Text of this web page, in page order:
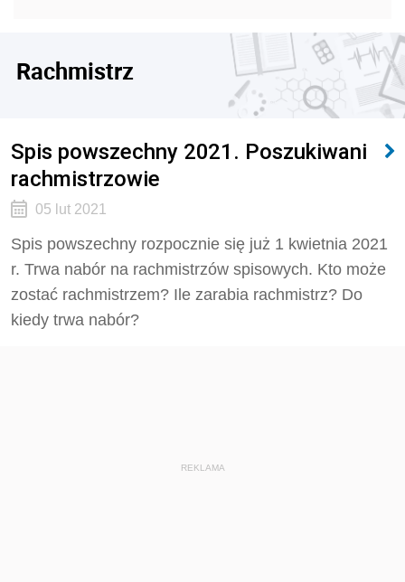
Rachmistrz
Spis powszechny 2021. Poszukiwani
rachmistrzowie
05 lut 2021
Spis powszechny rozpocznie się już 1 kwietnia 2021
r. Trwa nabór na rachmistrzów spisowych. Kto może
zostać rachmistrzem? Ile zarabia rachmistrz? Do
kiedy trwa nabór?
REKLAMA